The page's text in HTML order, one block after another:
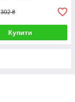
302 ₴
Купити